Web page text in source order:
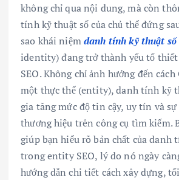
không chỉ qua nội dung, mà còn
tính kỹ thuật số của chủ thể đứng
sao khái niệmdanh tính kỹ thuật số
identity) đang trở thành yếu tố
SEO. Không chỉ ảnh hưởng đến
một thực thể (entity), danh tính kỹ
gia tăng mức độ tin cậy, uy tín và
thương hiệu trên công cụ tìm kiếm.
giúp bạn hiểu rõ bản chất của danh
trong entity SEO, lý do nó ngày
hướng dẫn chi tiết cách xây dựng,